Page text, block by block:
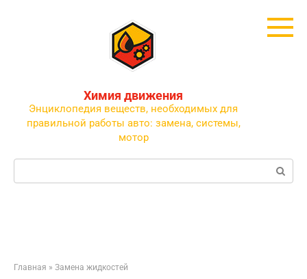
Химия движения
Энциклопедия веществ, необходимых для
правильной работы авто: замена, системы,
мотор
Поиск:
Главная » Замена жидкостей